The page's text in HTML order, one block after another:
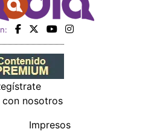
con nosotros
Impresos